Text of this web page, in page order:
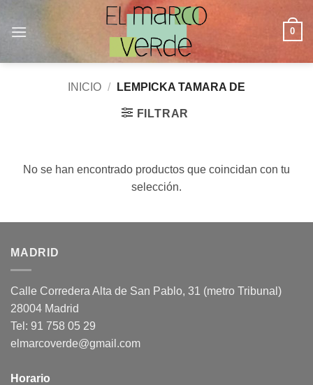
0
INICIO / LEMPICKA TAMARA DE
FILTRAR
No se han encontrado productos que coincidan con tu
selección.
MADRID
Calle Corredera Alta de San Pablo, 31 (metro Tribunal)
28004 Madrid
Tel: 91 758 05 29
elmarcoverde@gmail.com
Horario